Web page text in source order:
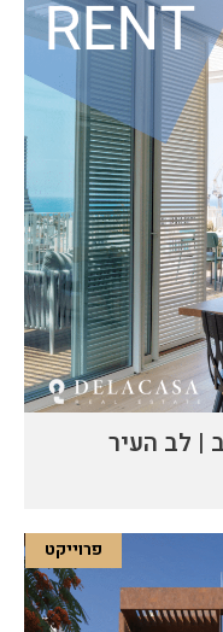
| לב העיר
פרוייקט